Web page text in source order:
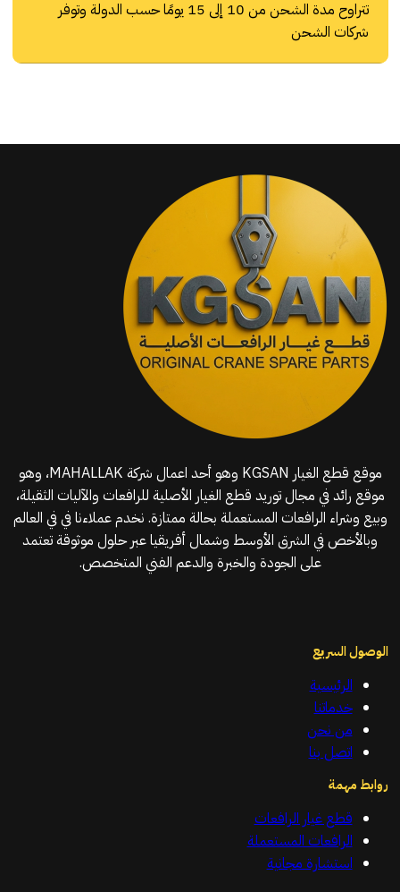
تتراوح مدة الشحن من 10 إلى 15 يومًا حسب الدولة وتوفر
شركات الشحن
موقع قطع الغيار KGSAN وهو أحد اعمال شركة MAHALLAK، وهو
موقع رائد في مجال توريد قطع الغيار الأصلية للرافعات والآليات الثقيلة،
وبيع وشراء الرافعات المستعملة بحالة ممتازة. نخدم عملاءنا في في العالم
وبالأخص في الشرق الأوسط وشمال أفريقيا عبر حلول موثوقة تعتمد
على الجودة والخبرة والدعم الفني المتخصص.
الوصول السريع
الرئيسية
خدماتنا
من نحن
اتصل بنا
روابط مهمة
قطع غيار الرافعات
الرافعات المستعملة
استشارة مجانية